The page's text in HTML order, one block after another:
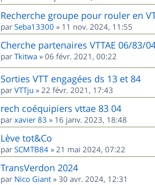
Recherche groupe pour rouler en
par Seba13300 » 11 nov. 2024, 11:55
Cherche partenaires VTTAE 06/83/
par Tkitwa » 06 févr. 2021, 00:22
Sorties VTT engagées ds 13 et 84
par VTTju » 22 févr. 2021, 17:43
rech coéquipiers vttae 83 04
par xavier 83 » 16 janv. 2023, 18:48
Lève tot&Co
par SCMTB84 » 21 mai 2024, 07:22
TransVerdon 2024
par Nico Giant » 30 avr. 2024, 12:31